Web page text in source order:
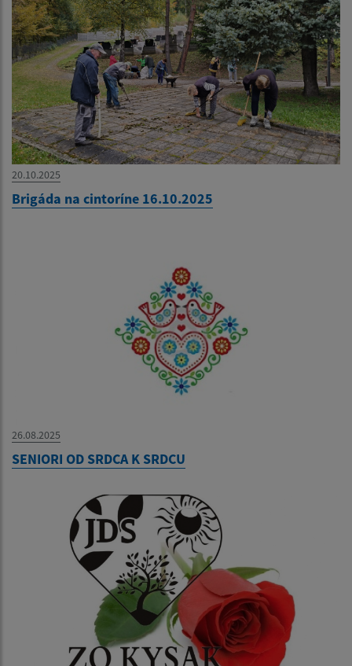
20.10.2025
Brigáda na cintoríne 16.10.2025
26.08.2025
SENIORI OD SRDCA K SRDCU